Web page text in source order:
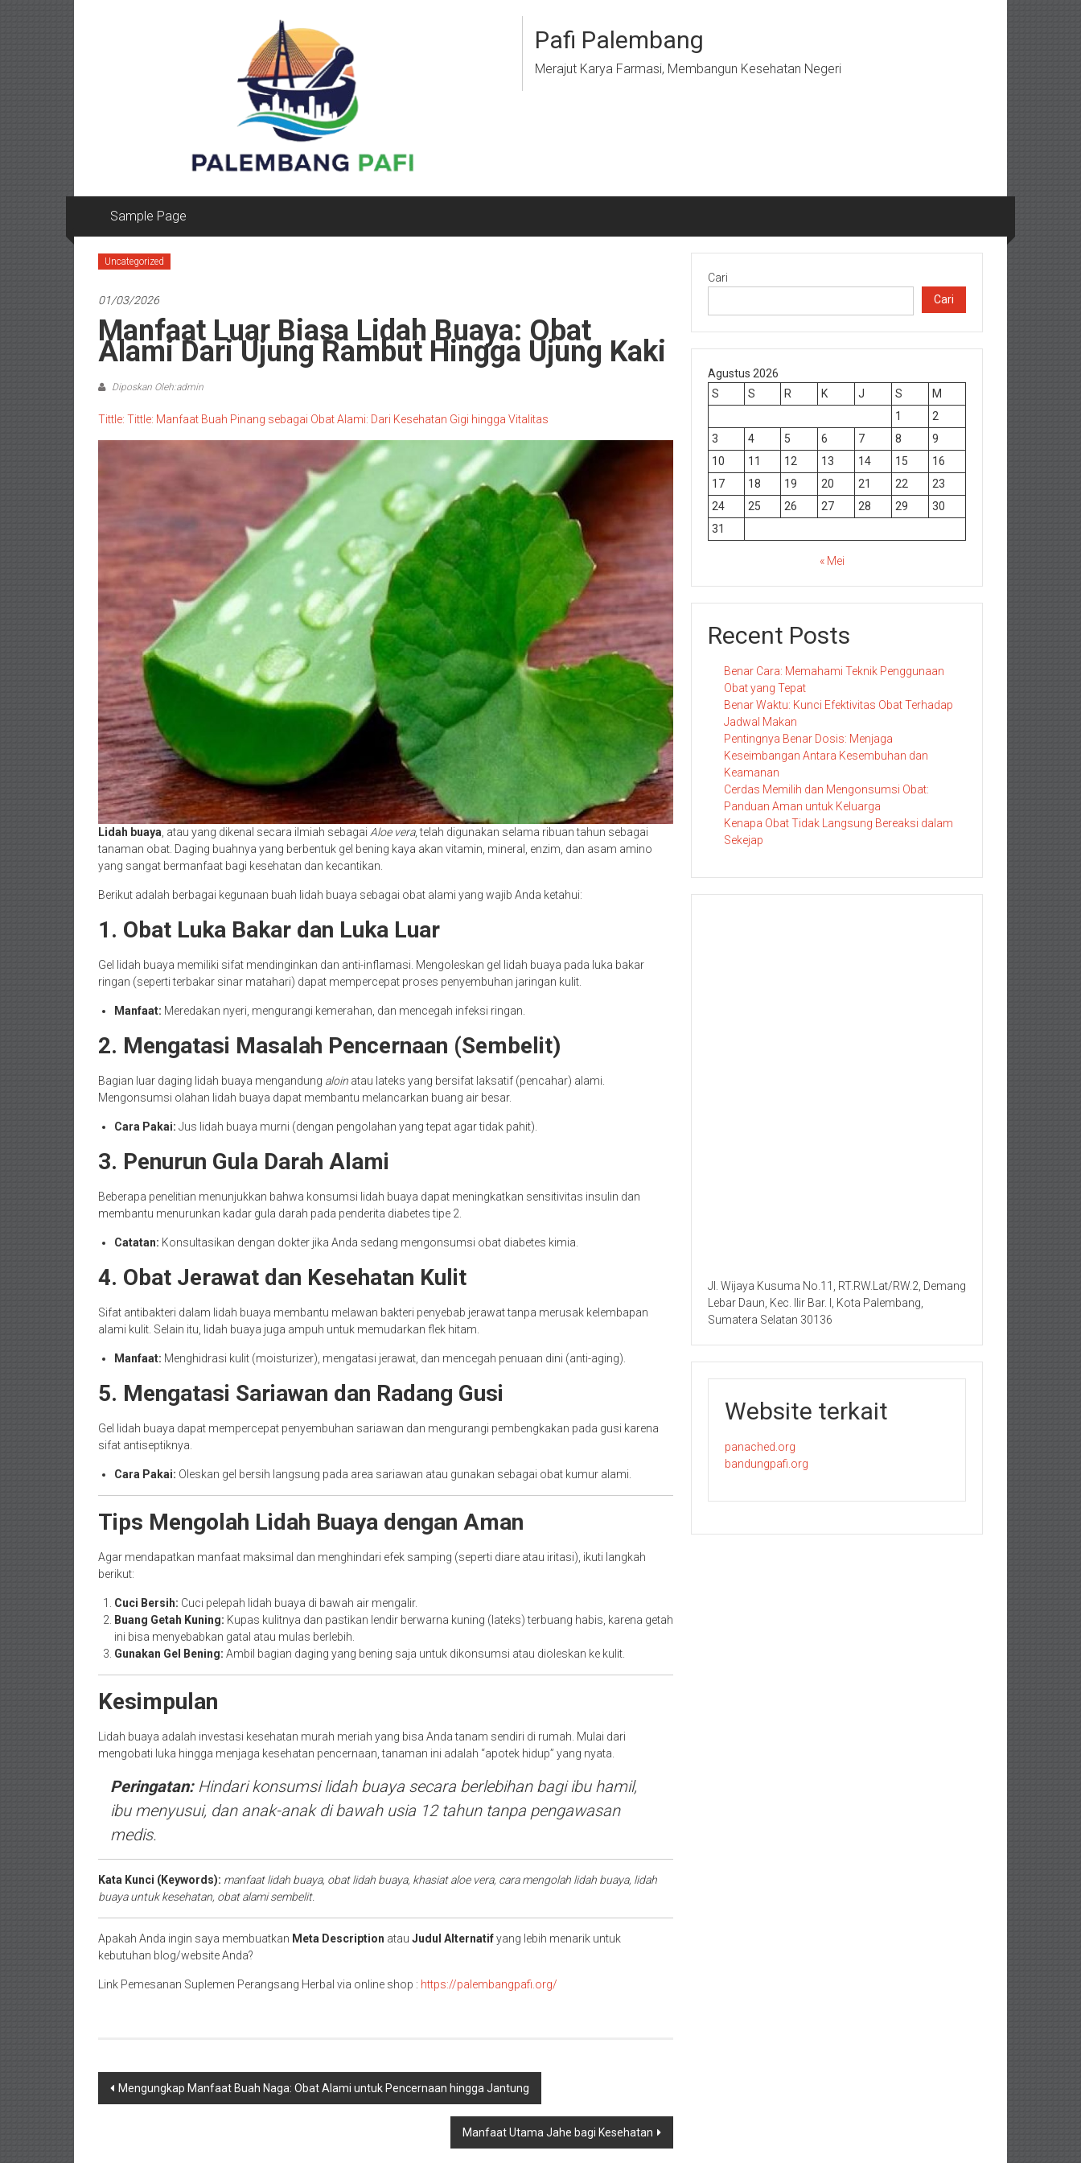
Pafi Palembang
Merajut Karya Farmasi, Membangun Kesehatan Negeri
Sample Page
Uncategorized
01/03/2026
Manfaat Luar Biasa Lidah Buaya: Obat
Alami Dari Ujung Rambut Hingga Ujung Kaki
Diposkan Oleh:admin
Tittle: Tittle: Manfaat Buah Pinang sebagai Obat Alami: Dari Kesehatan Gigi hingga Vitalitas
Lidah buaya , atau yang dikenal secara ilmiah sebagai Aloe vera, telah digunakan selama ribuan tahun sebagai
tanaman obat. Daging buahnya yang berbentuk gel bening kaya akan vitamin, mineral, enzim, dan asam amino
yang sangat bermanfaat bagi kesehatan dan kecantikan.
Berikut adalah berbagai kegunaan buah lidah buaya sebagai obat alami yang wajib Anda ketahui:
1. Obat Luka Bakar dan Luka Luar
Gel lidah buaya memiliki sifat mendinginkan dan anti-inflamasi. Mengoleskan gel lidah buaya pada luka bakar
ringan (seperti terbakar sinar matahari) dapat mempercepat proses penyembuhan jaringan kulit.
Manfaat: Meredakan nyeri, mengurangi kemerahan, dan mencegah infeksi ringan.
2. Mengatasi Masalah Pencernaan (Sembelit)
Bagian luar daging lidah buaya mengandung aloin atau lateks yang bersifat laksatif (pencahar) alami.
Mengonsumsi olahan lidah buaya dapat membantu melancarkan buang air besar.
Cara Pakai: Jus lidah buaya murni (dengan pengolahan yang tepat agar tidak pahit).
3. Penurun Gula Darah Alami
Beberapa penelitian menunjukkan bahwa konsumsi lidah buaya dapat meningkatkan sensitivitas insulin dan
membantu menurunkan kadar gula darah pada penderita diabetes tipe 2.
Catatan: Konsultasikan dengan dokter jika Anda sedang mengonsumsi obat diabetes kimia.
4. Obat Jerawat dan Kesehatan Kulit
Sifat antibakteri dalam lidah buaya membantu melawan bakteri penyebab jerawat tanpa merusak kelembapan
alami kulit. Selain itu, lidah buaya juga ampuh untuk memudarkan flek hitam.
Manfaat: Menghidrasi kulit (moisturizer), mengatasi jerawat, dan mencegah penuaan dini (anti-aging).
5. Mengatasi Sariawan dan Radang Gusi
Gel lidah buaya dapat mempercepat penyembuhan sariawan dan mengurangi pembengkakan pada gusi karena
sifat antiseptiknya.
Cara Pakai: Oleskan gel bersih langsung pada area sariawan atau gunakan sebagai obat kumur alami.
Tips Mengolah Lidah Buaya dengan Aman
Agar mendapatkan manfaat maksimal dan menghindari efek samping (seperti diare atau iritasi), ikuti langkah
berikut:
Cuci Bersih: Cuci pelepah lidah buaya di bawah air mengalir.
Buang Getah Kuning: Kupas kulitnya dan pastikan lendir berwarna kuning (lateks) terbuang habis, karena getah
ini bisa menyebabkan gatal atau mulas berlebih.
Gunakan Gel Bening: Ambil bagian daging yang bening saja untuk dikonsumsi atau dioleskan ke kulit.
Kesimpulan
Lidah buaya adalah investasi kesehatan murah meriah yang bisa Anda tanam sendiri di rumah. Mulai dari
mengobati luka hingga menjaga kesehatan pencernaan, tanaman ini adalah “apotek hidup” yang nyata.
Peringatan:Hindari konsumsi lidah buaya secara berlebihan bagi ibu hamil,
ibu menyusui, dan anak-anak di bawah usia 12 tahun tanpa pengawasan
medis.
Kata Kunci (Keywords): manfaat lidah buaya, obat lidah buaya, khasiat aloe vera, cara mengolah lidah buaya, lidah
buaya untuk kesehatan, obat alami sembelit.
Apakah Anda ingin saya membuatkan Meta Description atau Judul Alternatifyang lebih menarik untuk
kebutuhan blog/website Anda?
Link Pemesanan Suplemen Perangsang Herbal via online shop : https://palembangpafi.org/
Navigasi
Mengungkap Manfaat Buah Naga: Obat Alami untuk Pencernaan hingga Jantung
Manfaat Utama Jahe bagi Kesehatan
Cari
Cari
Agustus 2026
S
S R K J S
M
1
2
3
4 5 6 7 8
9
10
11 12 13 14 15
16
17
18 19 20 21 22
23
24
25 26 27 28 29
30
31
« Mei
Recent Posts
Benar Cara: Memahami Teknik Penggunaan
Obat yang Tepat
Benar Waktu: Kunci Efektivitas Obat Terhadap
Jadwal Makan
Pentingnya Benar Dosis: Menjaga
Keseimbangan Antara Kesembuhan dan
Keamanan
Cerdas Memilih dan Mengonsumsi Obat:
Panduan Aman untuk Keluarga
Kenapa Obat Tidak Langsung Bereaksi dalam
Sekejap
Jl. Wijaya Kusuma No.11, RT.RW.Lat/RW.2, Demang
Lebar Daun, Kec. Ilir Bar. I, Kota Palembang,
Sumatera Selatan 30136
Website terkait
panached.org
bandungpafi.org